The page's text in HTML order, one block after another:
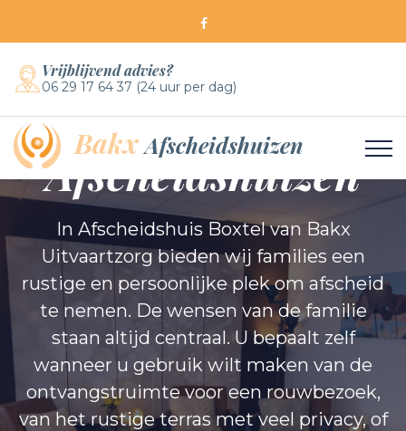
Vrijblijvend advies?
06 29 17 64 37 (24 uur per dag)
Bakx Afscheidshuizen
Bakx
Afscheidshuizen
In Afscheidshuis Boxtel van Bakx
Uitvaartzorg bieden wij families een
rustige en persoonlijke plek om afscheid
te nemen. De wensen van de familie
staan altijd centraal. U bepaalt zelf
wanneer u gebruik wilt maken van de
ontvangstruimte voor een rouwbezoek,
van het rustige terras met veel privacy, of